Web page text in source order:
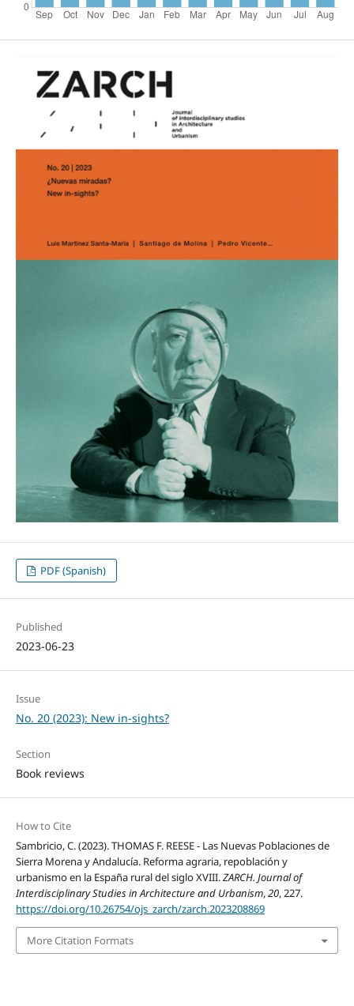
PDF (Spanish)
Published
2023-06-23
Issue
No. 20 (2023): New in-sights?
Section
Book reviews
How to Cite
Sambricio, C. (2023). THOMAS F. REESE - Las Nuevas Poblaciones de
Sierra Morena y Andalucía. Reforma agraria, repoblación y
urbanismo en la España rural del siglo XVIII.ZARCH. Journal of
Interdisciplinary Studies in Architecture and Urbanism,20, 227.
https://doi.org/10.26754/ojs_zarch/zarch.2023208869
More Citation Formats